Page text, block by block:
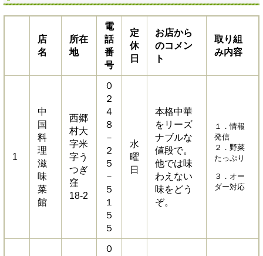
店
名
所在
地
電
話
番
号
定
休
日
お店から
のコメン
ト
取り組
み内容
1
中
国
料
理
滋
味
菜
館
西郷
村大
字米
字う
つぎ
窪
18-2
０
２
４
８
－
２
５
－
５
１
５
５
水
曜
日
本格中華
をリーズ
ナブルな
値段で。
他では味
わえない
味をどう
ぞ。
１．情報
発信
２．野菜
たっぷり
３．オー
ダー対応
０